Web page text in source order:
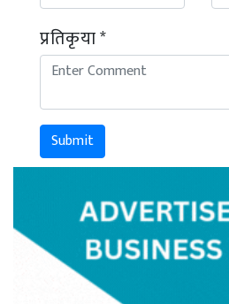
प्रतिकृया *
Submit